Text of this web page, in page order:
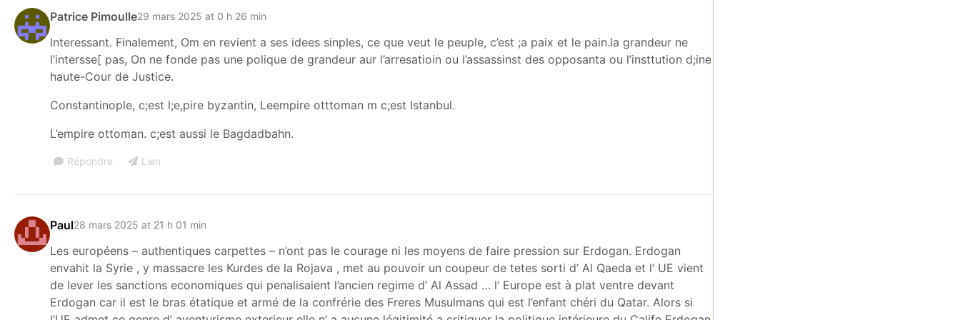
Patrice Pimoulle29 mars 2025 at 0 h 26 min
Interessant. Finalement, Om en revient a ses idees sinples, ce que veut le peuple, c’est ;a paix et le pain.la grandeur ne
l’intersse[ pas, On ne fonde pas une polique de grandeur aur l’arresatioin ou l’assassinst des opposanta ou l’insttution d;ine
haute-Cour de Justice.
Constantinople, c;est l;e,pire byzantin, Leempire otttoman m c;est Istanbul.
L’empire ottoman. c;est aussi le Bagdadbahn.
Répondre Lien
Paul28 mars 2025 at 21 h 01 min
Les européens – authentiques carpettes – n’ont pas le courage ni les moyens de faire pression sur Erdogan. Erdogan
envahit la Syrie , y massacre les Kurdes de la Rojava , met au pouvoir un coupeur de tetes sorti d’ Al Qaeda et l’ UE vient
de lever les sanctions economiques qui penalisaient l’ancien regime d’ Al Assad … l’ Europe est à plat ventre devant
Erdogan car il est le bras étatique et armé de la confrérie des Freres Musulmans qui est l’enfant chéri du Qatar. Alors si